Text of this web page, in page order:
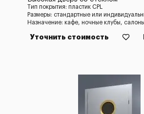
Тип покрытия: пластик CPL
Размеры: стандартные или
Назначение: кафе, ночные клубы,
Уточнить стоимость